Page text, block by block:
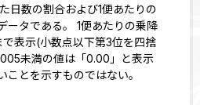
日数の割合および1便あたりの
ータである。 1便あたりの乗降
表示(小数点以下第3位を四捨
未満の値は「0.00」と表示
ことを示すものではない。